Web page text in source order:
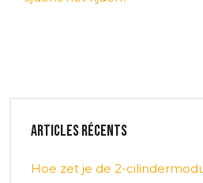
Articles récents
Hoe zet je de 2-